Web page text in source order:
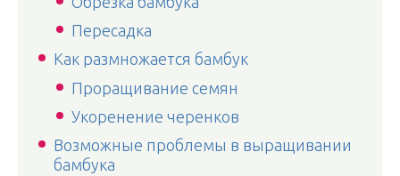
Пересадка
Как размножается бамбук
Проращивание семян
Укоренение черенков
Возможные проблемы в выращивании
бамбука